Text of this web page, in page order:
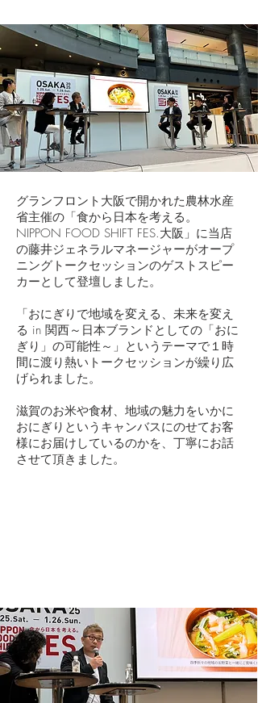
グランフロント大阪で開かれた農林水産
省主催の「食から日本を考える。
NIPPON FOOD SHIFT FES.大阪」に当店
の藤井ジェネラルマネージャーがオープ
ニングトークセッションのゲストスピー
カーとして登壇しました。
「おにぎりで地域を変える、未来を変え
る in 関西～日本ブランドとしての「おに
ぎり」の可能性～」というテーマで１時
間に渡り熱いトークセッションが繰り広
げられました。
滋賀のお米や食材、地域の魅力をいかに
おにぎりというキャンバスにのせてお客
様にお届けしているのかを、丁寧にお話
させて頂きました。